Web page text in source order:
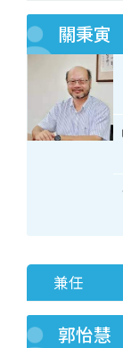
關秉寅
兼任
郭怡慧